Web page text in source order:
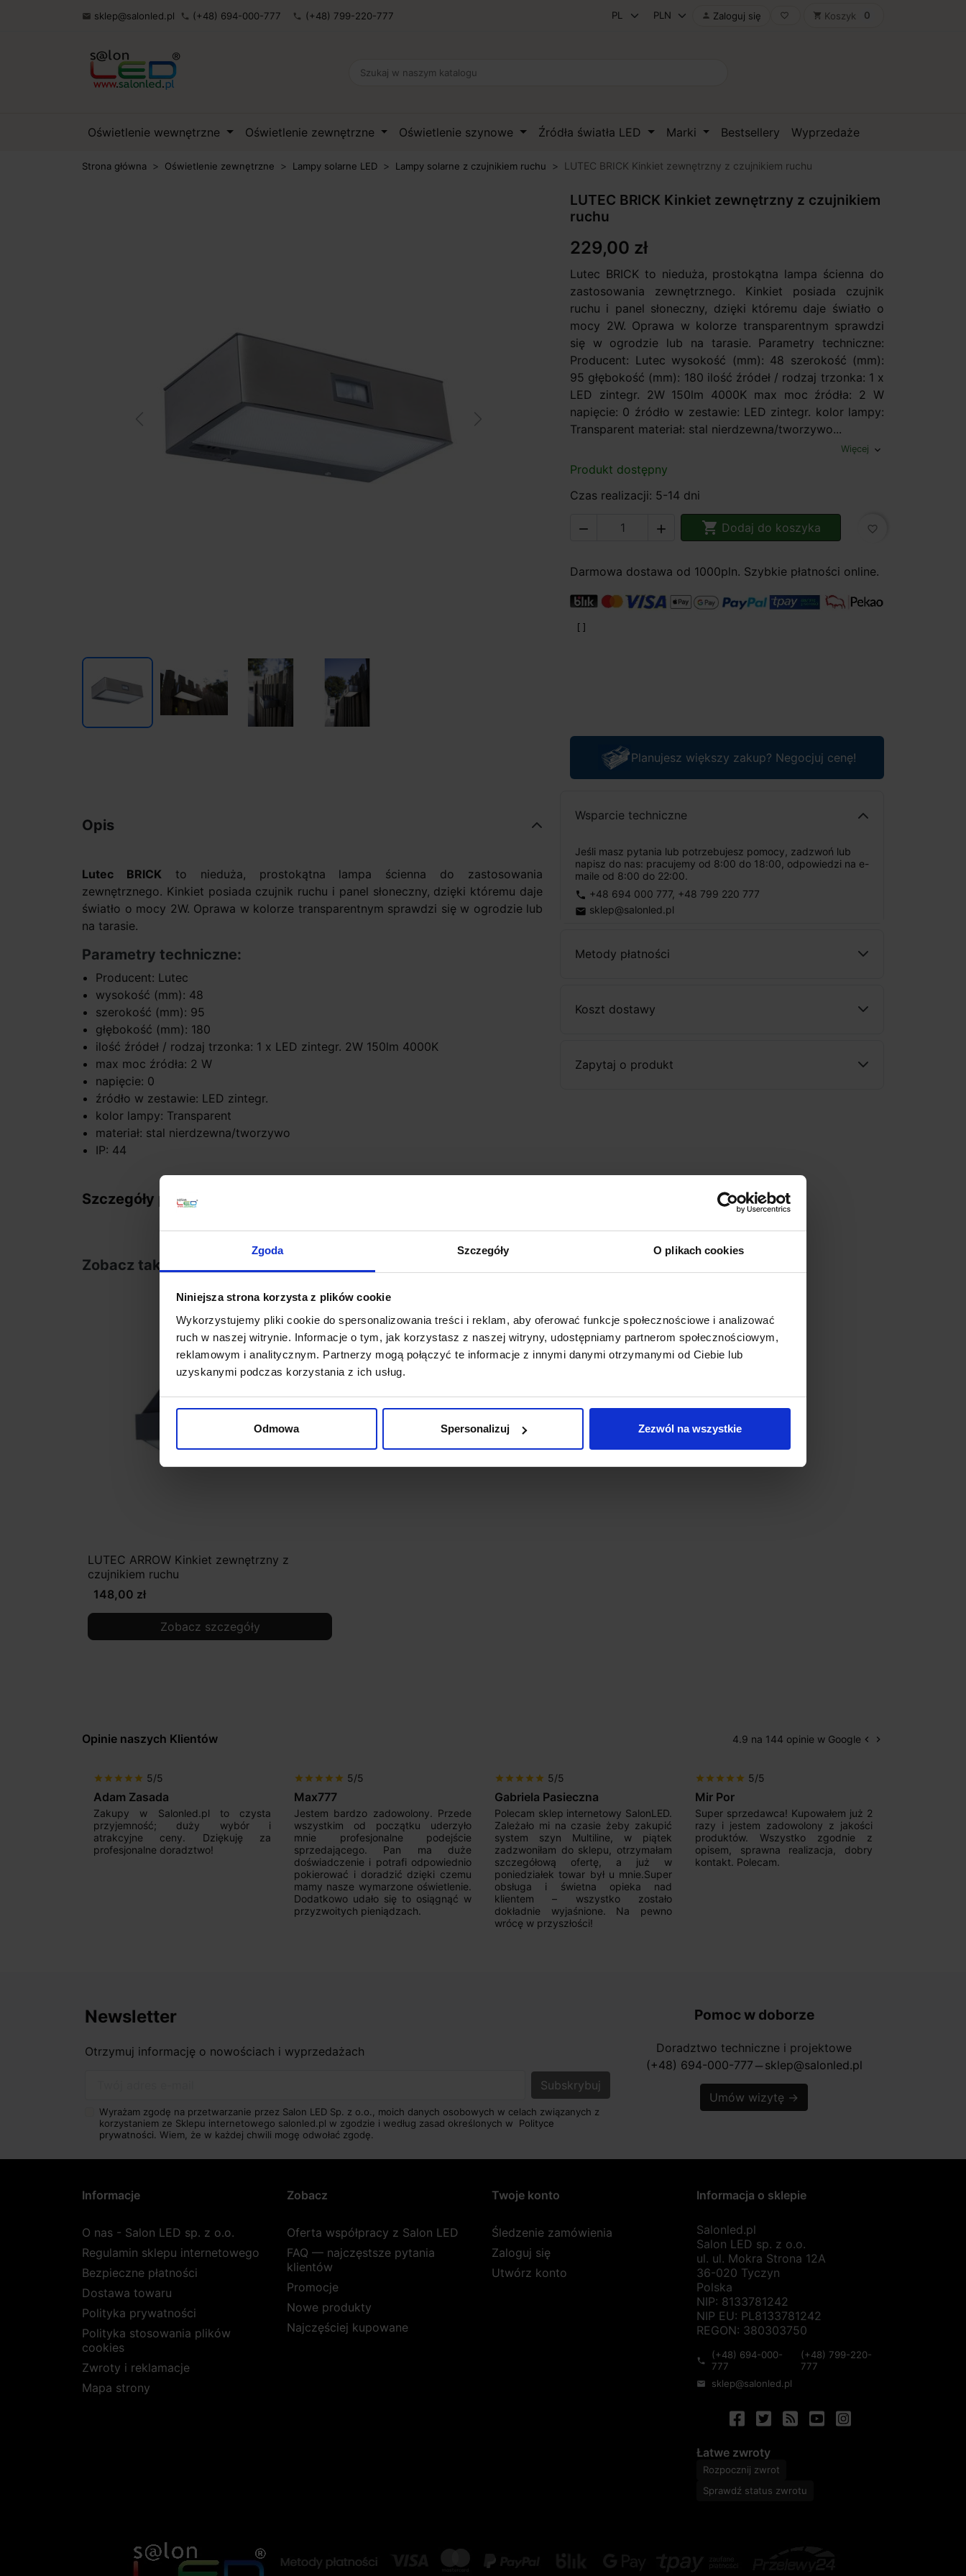
Zgoda Szczegóły O plikach cookies
Niniejsza strona korzysta z plików cookie
Wykorzystujemy pliki cookie do spersonalizowania treści i reklam, aby oferować funkcje społecznościowe i analizować
ruch w naszej witrynie. Informacje o tym, jak korzystasz z naszej witryny, udostępniamy partnerom społecznościowym,
reklamowym i analitycznym. Partnerzy mogą połączyć te informacje z innymi danymi otrzymanymi od Ciebie lub
uzyskanymi podczas korzystania z ich usług.
Odmowa Spersonalizuj Zezwól na wszystkie
 sklep@salonled.pl phone (+48) 694-000-777 phone (+48) 799-220-777  Zaloguj się favorite_border shopping_cart Koszyk 0
Oświetlenie wewnętrzne Oświetlenie zewnętrzne Oświetlenie szynowe Źródła światła LED Marki Bestsellery Wyprzedaże
Strona główna Oświetlenie zewnętrzne Lampy solarne LED Lampy solarne z czujnikiem ruchu LUTEC BRICK Kinkiet zewnętrzny z czujnikiem ruchu
LUTEC BRICK Kinkiet zewnętrzny z czujnikiem
ruchu
229,00 zł
Lutec BRICK to nieduża, prostokątna lampa ścienna do
zastosowania zewnętrznego. Kinkiet posiada czujnik
ruchu i panel słoneczny, dzięki któremu daje światło o
mocy 2W. Oprawa w kolorze transparentnym sprawdzi
się w ogrodzie lub na tarasie. Parametry techniczne:
Producent: Lutec wysokość (mm): 48 szerokość (mm):
95 głębokość (mm): 180 ilość źródeł / rodzaj trzonka: 1 x
LED zintegr. 2W 150lm 4000K max moc źródła: 2 W
napięcie: 0 źródło w zestawie: LED zintegr. kolor lampy:
Transparent materiał: stal nierdzewna/tworzywo...
Więcej expand_more
Produkt dostępny
Czas realizacji: 5-14 dni
   Dodaj do koszyka favorite_border
Darmowa dostawa od 1000pln. Szybkie płatności online.
Planujesz większy zakup? Negocjuj cenę!
Wsparcie techniczne
Jeśli masz pytania lub potrzebujesz pomocy, zadzwoń lub
napisz do nas: pracujemy od 8:00 do 18:00, odpowiedzi na e-
maile od 8:00 do 22:00.
phone +48 694 000 777, +48 799 220 777
email sklep@salonled.pl
Metody płatności
Koszt dostawy
Zapytaj o produkt
Opis
Lutec BRICKto nieduża, prostokątna lampa ścienna do zastosowania
zewnętrznego. Kinkiet posiada czujnik ruchu i panel słoneczny, dzięki któremu daje
światło o mocy 2W. Oprawa w kolorze transparentnym sprawdzi się w ogrodzie lub
na tarasie.
Parametry techniczne:
Producent: Lutec
wysokość (mm): 48
szerokość (mm): 95
głębokość (mm): 180
ilość źródeł / rodzaj trzonka: 1 x LED zintegr. 2W 150lm 4000K
max moc źródła: 2 W
napięcie: 0
źródło w zestawie: LED zintegr.
kolor lampy: Transparent
materiał: stal nierdzewna/tworzywo
IP: 44
Szczegóły produktu
Zobacz także
favorite_border
LUTEC ARROW Kinkiet zewnętrzny z
czujnikiem ruchu
148,00 zł
Zobacz szczegóły
Opinie naszych Klientów 4.9 na 144 opinie w Google Poprzedni
keyboard_arrow_left Następny
keyboard_arrow_right
star star star star star 5/5
Adam Zasada
Zakupy w Salonled.pl to czysta
przyjemność; duży wybór i
atrakcyjne ceny. Dziękuję za
profesjonalne doradztwo!
star star star star star 5/5
Max777
Jestem bardzo zadowolony. Przede
wszystkim od początku uderzyło
mnie profesjonalne podejście
sprzedającego. Pan ma duże
doświadczenie i potrafi odpowiednio
pokierować i doradzić dzięki czemu
mamy nasze wymarzone oświetlenie.
Dodatkowo udało się to osiągnąć w
przyzwoitych pieniądzach.
star star star star star 5/5
Gabriela Pasieczna
Polecam sklep internetowy SalonLED.
Zależało mi na czasie żeby zakupić
system szyn Multiline, w piątek
zadzwoniłam do sklepu, otrzymałam
szczegółową ofertę, a już w
poniedziałek towar był u mnie.Super
obsługa i świetna opieka nad
klientem – wszystko zostało
dokładnie wyjaśnione. Na pewno
wrócę w przyszłości!
star star star star star 5/5
Mir Por
Super sprzedawca! Kupowałem już 2
razy i jestem zadowolony z jakości
produktów. Wszystko zgodnie z
opisem, sprawna realizacja, dobry
kontakt. Polecam.
Newsletter
Otrzymuj informację o nowościach i wyprzedażach
Wyrażam zgodę na przetwarzanie przez Salon LED Sp. z o.o., moich danych osobowych w celach związanych z
korzystaniem ze Sklepu internetowego salonled.pl w zgodzie i według zasad określonych w Polityce
prywatności. Wiem, że w każdej chwili mogę odwołać zgodę.
Pomoc w doborze
Doradztwo techniczne i projektowe
(+48) 694-000-777 horizontal_rule sklep@salonled.pl
Umów wizytę →
Informacje
O nas - Salon LED sp. z o.o.
Regulamin sklepu internetowego
Bezpieczne płatności
Dostawa towaru
Polityka prywatności
Polityka stosowania plików
cookies
Zwroty i reklamacje
Mapa strony
Zobacz
Oferta współpracy z Salon LED
FAQ — najczęstsze pytania
klientów
Promocje
Nowe produkty
Najczęściej kupowane
Twoje konto
Śledzenie zamówienia
Zaloguj się
Utwórz konto
Informacja o sklepie
Salonled.pl
Salon LED sp. z o.o.
ul. ul. Mokra Strona 12A
36-020 Tyczyn
Polska
NIP: 8133781242
NIP EU: PL8133781242
REGON: 380303750
phone
(+48) 694-000-
777
(+48) 799-220-
777
mail sklep@salonled.pl
Łatwe zwroty
Rozpocznij zwrot
Sprawdź status zwrotu